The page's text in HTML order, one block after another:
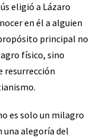
eligió a Lázaro
en él a alguien
principal no
físico, sino
resurrección
es solo un milagro
alegoría del